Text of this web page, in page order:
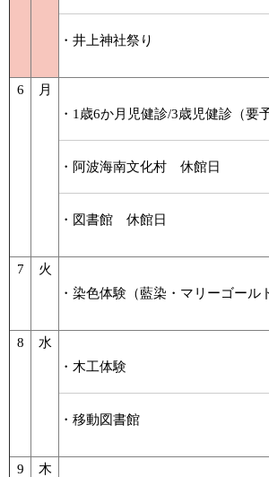
・井上神社祭り
6
月
・1歳6か月児健診/3歳児健診（要
・阿波海南文化村 休館日
・図書館 休館日
7
火
・染色体験（藍染・マリーゴール
8
水
・木工体験
・移動図書館
9
木